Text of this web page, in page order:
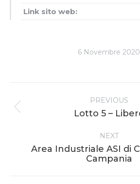
Link sito web:
6 Novembre 2020
navigation
PREVIOUS
Previous
Lotto 5 –
NEXT
Next
project:
Area Industriale ASI di
Campania